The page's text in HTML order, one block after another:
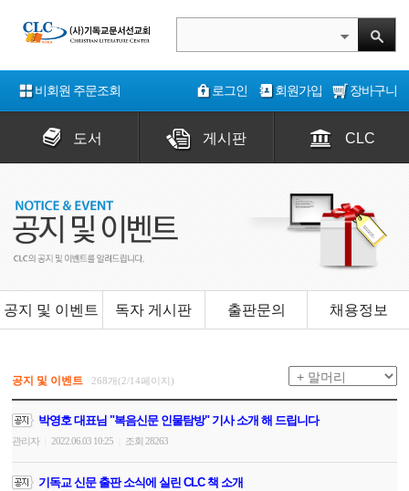
비회원 주문조회 로그인 회원가입 장바구니
도서 게시판 CLC
공지 및 이벤트 독자 게시판 출판문의 채용정보
공지 및 이벤트 268개(2/14페이지)
박영호 대표님 "복음신문 인물탐방" 기사 소개 해 드립니다
관리자 2022.06.03 10:25 조회 28263
기독교 신문 출판 소식에 실린 CLC 책 소개